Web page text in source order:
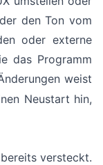
den Ton vom
oder externe
das Programm
weist
Neustart hin,
versteckt.